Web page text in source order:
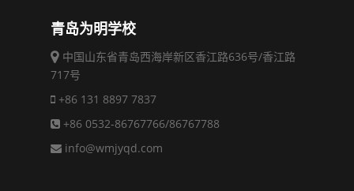
青岛为明学校
中国山东省青岛西海岸新区香江路636号/香江路
717号
+86 131 8897 7837
+86 0532-86767766/86767788
info@wmjyqd.com